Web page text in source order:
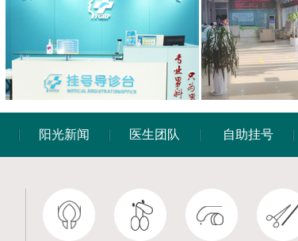
阳光新闻 医生团队 自助挂号